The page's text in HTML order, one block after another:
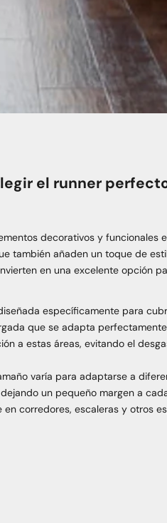
el runner
decorativos y funcionales
también añaden un toque de
en una excelente opción
específicamente para
que se adapta
a estas áreas, evitando el
varía para adaptarse a
un pequeño margen a
corredores, escaleras y otros